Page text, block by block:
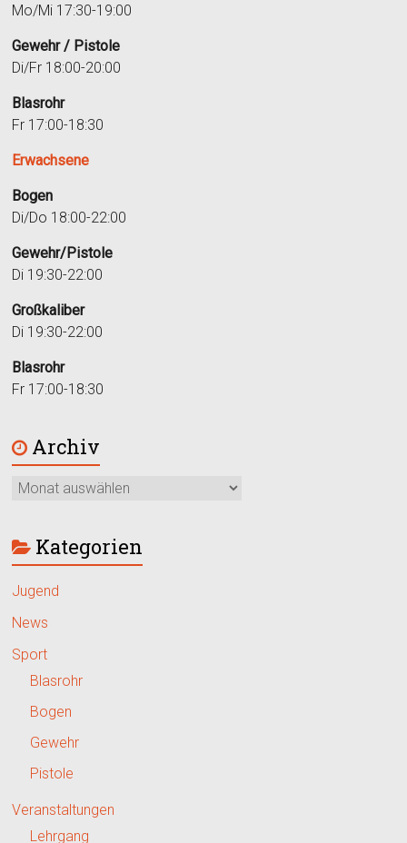
Mo/Mi 17:30-19:00
Gewehr / Pistole
Di/Fr 18:00-20:00
Blasrohr
Fr 17:00-18:30
Erwachsene
Bogen
Di/Do 18:00-22:00
Gewehr/Pistole
Di 19:30-22:00
Großkaliber
Di 19:30-22:00
Blasrohr
Fr 17:00-18:30
Archiv
Kategorien
Jugend
News
Sport
Blasrohr
Bogen
Gewehr
Pistole
Veranstaltungen
Lehrgang